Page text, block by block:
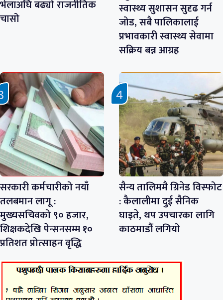
भेलाअघि बढ्यो राजनीतिक
चासो
स्वास्थ्य सुशासन सुदृढ गर्न
जोड, सबै पालिकालाई
प्रभावकारी स्वास्थ्य सेवामा
सक्रिय बन्न आग्रह
सरकारी कर्मचारीको नयाँ
तलबमान लागू :
मुख्यसचिवको ९० हजार,
शिक्षकदेखि पेन्सनसम्म १०
प्रतिशत प्रोत्साहन वृद्धि
सैन्य तालिममै ग्रिनेड विस्फोट
: कैलालीमा दुई सैनिक
घाइते, थप उपचारका लागि
काठमाडौं लगियो